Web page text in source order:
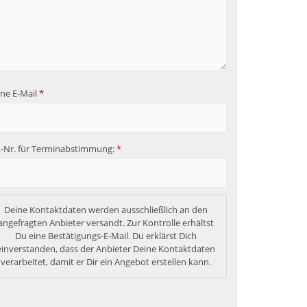
E-Mail*
Nr. für Terminabstimmung:*
Deine Kontaktdaten werden ausschließlich an den
Anbieter versandt. Zur Kontrolle erhältst
Du eine Bestätigungs-E-Mail. Du erklärst Dich
dass der Anbieter Deine Kontaktdaten
verarbeitet, damit er Dir ein Angebot erstellen kann.